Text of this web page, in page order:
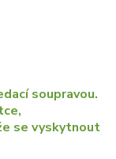
soupravou.
se vyskytnout